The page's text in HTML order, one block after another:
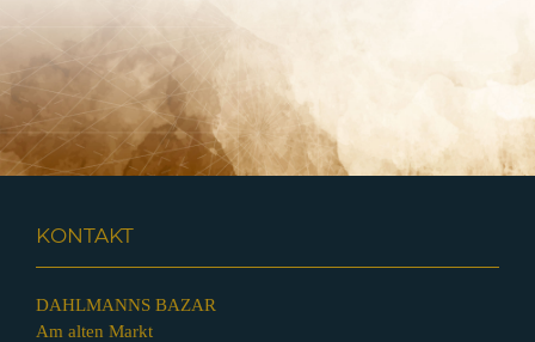
KONTAKT
DAHLMANNS BAZAR
Am alten Markt